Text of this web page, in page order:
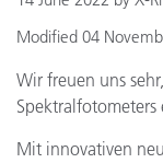
Modified 04
Wir freuen uns
Mit innovativen